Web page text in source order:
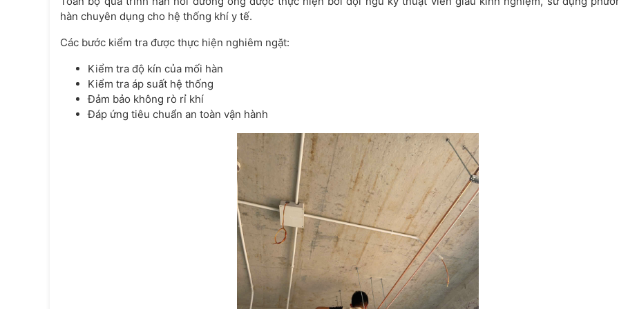
hàn chuyên dụng cho hệ thống khí y tế.
Các bước kiểm tra được thực hiện nghiêm ngặt:
Kiểm tra độ kín của mối hàn
Kiểm tra áp suất hệ thống
Đảm bảo không rò rỉ khí
Đáp ứng tiêu chuẩn an toàn vận hành